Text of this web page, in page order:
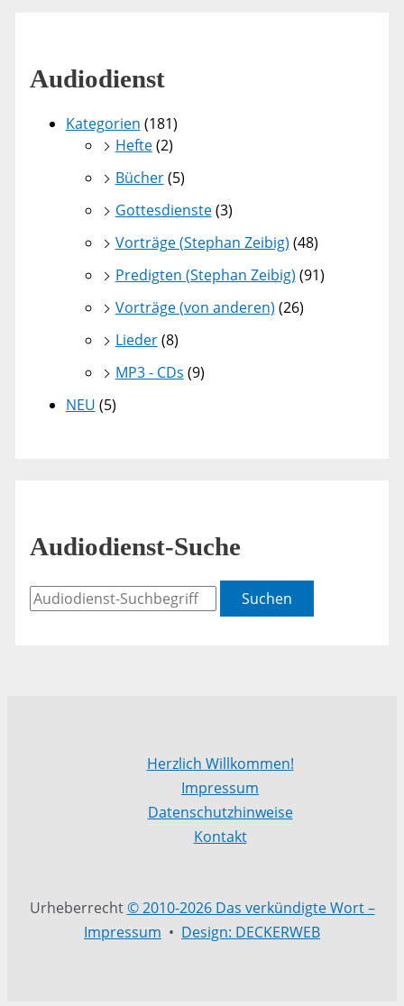
Audiodienst
Kategorien (181)
Hefte(2)
Bücher(5)
Gottesdienste(3)
Vorträge (Stephan Zeibig) (48)
Predigten (Stephan Zeibig) (91)
Vorträge (von anderen) (26)
Lieder(8)
MP3 - CDs (9)
NEU (5)
Audiodienst-Suche
Suchen
Herzlich Willkommen!
Impressum
Datenschutzhinweise
Kontakt
Urheberrecht© 2010-2026 Das verkündigte Wort –
Impressum • Design: DECKERWEB